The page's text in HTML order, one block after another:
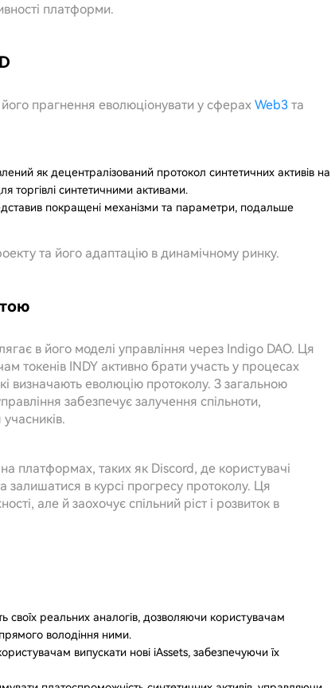
платформи.
прагнення еволюціонувати у сферах Web3 та
як децентралізований протокол синтетичних активів на
торгівлі синтетичними активами.
покращені механізми та параметри, подальше
та його адаптацію в динамічному ринку.
в його моделі управління через Indigo DAO. Ця
токенів INDY активно брати участь у процесах
визначають еволюцію протоколу. З загальною
забезпечує залучення спільноти,
платформах, таких як Discord, де користувачі
залишатися в курсі прогресу протоколу. Ця
але й заохочує спільний ріст і розвиток в
своїх реальних аналогів, дозволяючи користувачам
володіння ними.
випускати нові iAssets, забезпечуючи їх